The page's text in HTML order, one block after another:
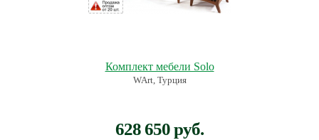
Комплект мебели Solo
WArt, Турция
628 650 руб.